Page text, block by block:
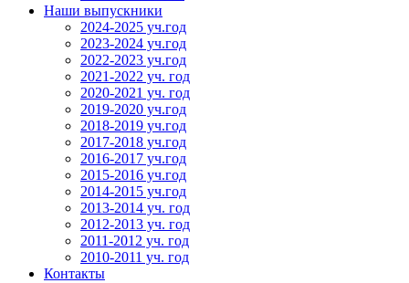
Наши выпускники
2024-2025 уч.год
2023-2024 уч.год
2022-2023 уч.год
2021-2022 уч. год
2020-2021 уч. год
2019-2020 уч.год
2018-2019 уч.год
2017-2018 уч.год
2016-2017 уч.год
2015-2016 уч.год
2014-2015 уч.год
2013-2014 уч. год
2012-2013 уч. год
2011-2012 уч. год
2010-2011 уч. год
Контакты